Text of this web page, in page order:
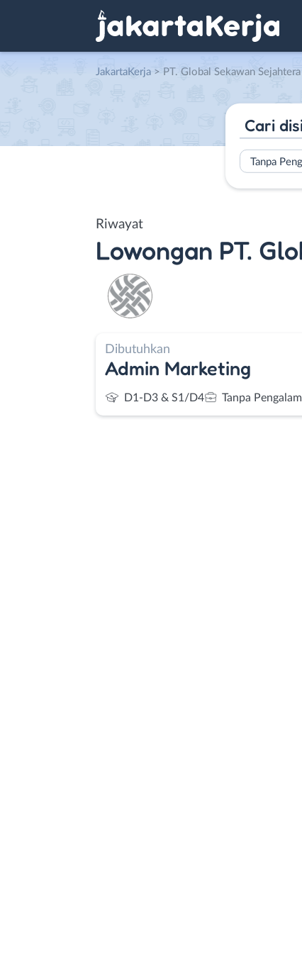
JakartaKerja > PT. Global Sekawan Sejahtera
Tanpa
Riwayat
Lowongan PT.
Dibutuhkan
Admin Marketing
D1-D3 & S1/D4 Tanpa